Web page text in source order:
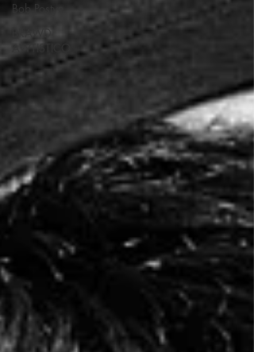
Bob Postyn
BRAWD
AWTISTICO